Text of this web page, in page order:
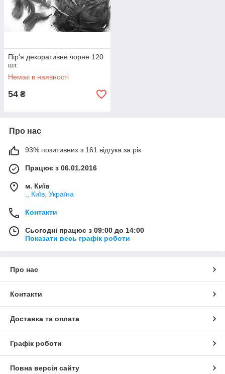
Пір'я декоративне чорне 120
шт.
Немає в наявності
54 ₴
Про нас
93% позитивних з 161 відгука за рік
Працює з 06.01.2016
м. Київ
., Київ, Україна
Контакти
Сьогодні працює з 09:00 до 14:00
Показати весь графік роботи
Про нас
Контакти
Доставка та оплата
Графік роботи
Повна версія сайту